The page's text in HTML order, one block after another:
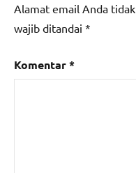
Alamat email Anda
wajib ditandai *
Komentar*